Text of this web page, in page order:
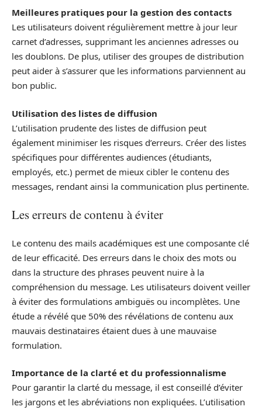
Meilleures pratiques pour la gestion des contacts
Les utilisateurs doivent régulièrement mettre à jour leur
carnet d’adresses, supprimant les anciennes adresses ou
les doublons. De plus, utiliser des groupes de distribution
peut aider à s’assurer que les informations parviennent au
bon public.
Utilisation des listes de diffusion
L’utilisation prudente des listes de diffusion peut
également minimiser les risques d’erreurs. Créer des listes
spécifiques pour différentes audiences (étudiants,
employés, etc.) permet de mieux cibler le contenu des
messages, rendant ainsi la communication plus pertinente.
Les erreurs de contenu à éviter
Le contenu des mails académiques est une composante clé
de leur efficacité. Des erreurs dans le choix des mots ou
dans la structure des phrases peuvent nuire à la
compréhension du message. Les utilisateurs doivent veiller
à éviter des formulations ambiguës ou incomplètes. Une
étude a révélé que 50% des révélations de contenu aux
mauvais destinataires étaient dues à une mauvaise
formulation.
Importance de la clarté et du professionnalisme
Pour garantir la clarté du message, il est conseillé d’éviter
les jargons et les abréviations non expliquées. L’utilisation